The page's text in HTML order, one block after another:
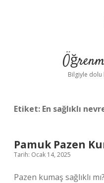
Bilgiyle dolu
Etiket: En sağlıklı
Pamuk Pazen
Tarih: Ocak 14, 2025
Pazen kumaş sağlıklı